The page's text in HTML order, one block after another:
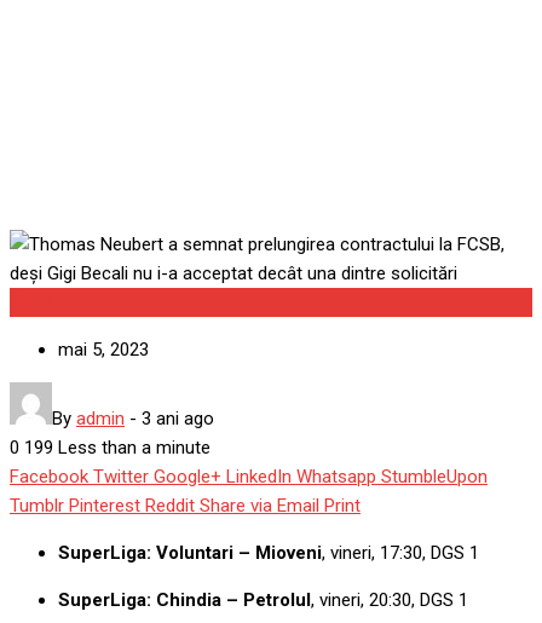
mai 5, 2023
By admin - 3 ani ago
0 199 Less than a minute
Facebook Twitter Google+ LinkedIn Whatsapp StumbleUpon
Tumblr Pinterest Reddit Share via Email Print
SuperLiga: Voluntari – Mioveni, vineri, 17:30, DGS 1
SuperLiga: Chindia – Petrolul, vineri, 20:30, DGS 1